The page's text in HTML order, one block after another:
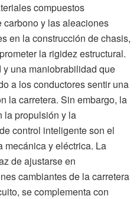
compuestos
carbono y las aleaciones
en la construcción de chasis,
la rigidez estructural.
una maniobrabilidad que
a los conductores sentir una
la carretera. Sin embargo, la
la propulsión y la
control inteligente son el
mecánica y eléctrica. La
de ajustarse en
cambiantes de la carretera
se complementa con